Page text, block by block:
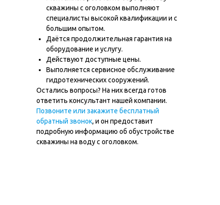
скважины с оголовком выполняют
специалисты высокой квалификации и с
большим опытом.
Даётся продолжительная гарантия на
оборудование и услугу.
Действуют доступные цены.
Выполняется сервисное обслуживание
гидротехнических сооружений.
Остались вопросы? На них всегда готов
ответить консультант нашей компании.
Позвоните или закажите бесплатный
обратный звонок, и он предоставит
подробную информацию об обустройстве
скважины на воду с оголовком.
Бурение скважин
в Московской
ИП Середа Илья Сергеевич
Политика в отношении обработки cookie-
файлов
Согласие на обработку персональных данных
+7 (499) 348-84-34